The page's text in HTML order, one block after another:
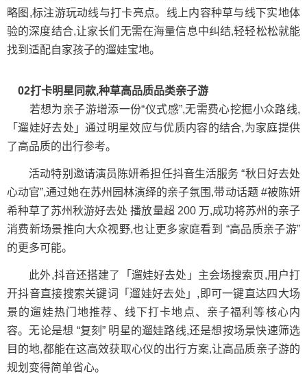
略图,标注游玩动线与打卡亮点。线上内容种草与线下实地体
验的深度结合,让家长们无需在海量信息中纠结,轻轻松松就能
找到适配自家孩子的遛娃宝地。
02打卡明星同款,种草高品质品类亲子游
若想为亲子游增添一份“仪式感”,无需费心挖掘小众路线,
「遛娃好去处」通过明星效应与优质内容的结合,为家庭提供
了高品质的出行参考。
活动特别邀请演员陈妍希担任抖音生活服务 “秋日好去处
心动官”,通过她在苏州园林演绎的亲子氛围,带动话题 #被陈妍
希种草了苏州秋游好去处 播放量超 200 万,成功将苏州的亲子
消费新场景推向大众视野,也让更多家庭看到 “高品质亲子游”
的更多可能。
此外,抖音还搭建了「遛娃好去处」主会场搜索页,用户打
开抖音直接搜索关键词「遛娃好去处」,即可一键直达四大场
景的遛娃热门地推荐、线下打卡地点、亲子福利等核心内
容。无论是想 “复刻” 明星的遛娃路线,还是想按场景快速筛选
目的地,都能在这高效获取心仪的出行方案,让高品质亲子游的
规划变得简单省心。